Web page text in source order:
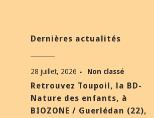
Dernières actualités
28 juillet, 2026 Non classé
Retrouvez Toupoil, la BD-
Nature des enfants, à
BIOZONE / Guerlédan (22),